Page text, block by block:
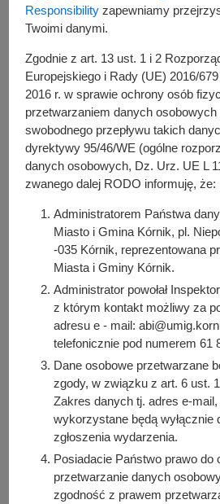
2025-05-14, godz. 16:30
2025-05-14, godz. 18:00
Gdzie?
KCRiS OAZA Błonie
Responsibility zapewniamy
Twoimi danymi.
Zgodnie z art. 13 ust. 1 i 2
Europejskiego i Rady (UE) 2016/
2016 r. w sprawie ochrony osób
przetwarzaniem danych osobowych
swobodnego przepływu takich
dyrektywy 95/46/WE (ogólne
danych osobowych, Dz. Urz. UE L
zwanego dalej RODO informuję, że:
Administratorem Państwa
Miasto i Gmina Kórnik, pl.
-035 Kórnik, reprezentowana
Miasta i Gminy Kórnik.
Administrator powołał
z którym kontakt możliwy za
adresu e - mail:
telefonicznie pod numerem 61
Dane osobowe przetwarzane
zgody, w związku z art. 6 ust.
Zakres danych tj. adres e-
wykorzystane będą wyłącznie
zgłoszenia wydarzenia.
Posiadacie Państwo prawo do
przetwarzanie danych
zgodność z prawem